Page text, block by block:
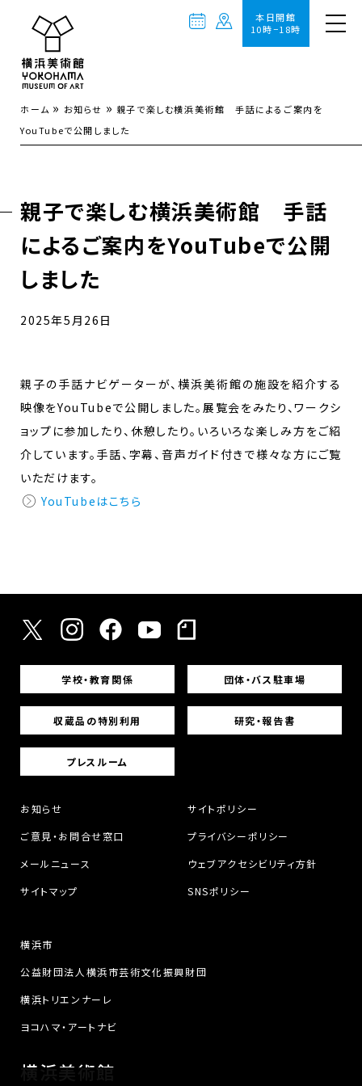
本日開館
10時−18時
ホーム » お知らせ » 親子で楽しむ横浜美術館 手話によるご案内を
YouTubeで公開しました
親子で楽しむ横浜美術館 手話
によるご案内をYouTubeで公開
しました
2025年5月26日
親子の手話ナビゲーターが、横浜美術館の施設を紹介する
映像をYouTubeで公開しました。展覧会をみたり、ワークシ
ョップに参加したり、休憩したり。いろいろな楽しみ方をご紹
介しています。手話、字幕、音声ガイド付きで様々な方にご覧
いただけます。
YouTubeはこちら
学校・教育関係 団体・バス駐車場
収蔵品の特別利用 研究・報告書
プレスルーム
お知らせ
ご意見・お問合せ窓口
メールニュース
サイトマップ
サイトポリシー
プライバシーポリシー
ウェブアクセシビリティ方針
SNSポリシー
横浜市
公益財団法人横浜市芸術文化振興財団
横浜トリエンナーレ
ヨコハマ・アートナビ
横浜美術館